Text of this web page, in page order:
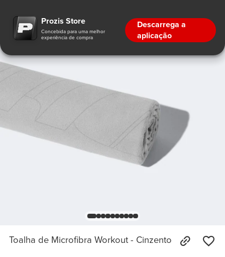
Prozis Store
Concebida para uma melhor
experiência de compra
Descarrega a
aplicação
Toalha de Microfibra Workout - Cinzento